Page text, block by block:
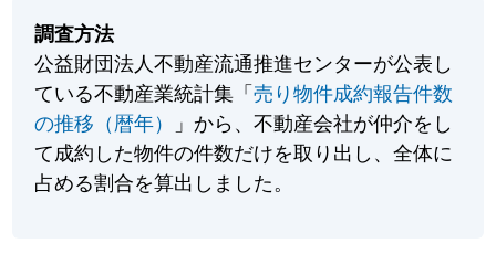
調査方法
公益財団法人不動産流通推進センターが公表し
ている不動産業統計集「売り物件成約報告件数
の推移（暦年）
」から、不動産会社が仲介をし
て成約した物件の件数だけを取り出し、全体に
占める割合を算出しました。